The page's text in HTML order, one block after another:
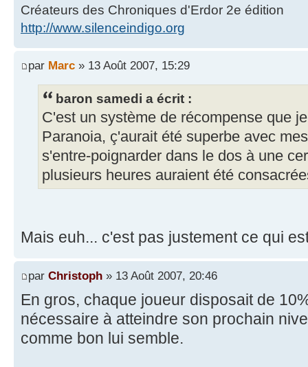
Créateurs des Chroniques d'Erdor 2e édition
http://www.silenceindigo.org
par Marc » 13 Août 2007, 15:29
baron samedi a écrit :
C'est un système de récompense que
Paranoia, ç'aurait été superbe avec
s'entre-poignarder dans le dos à une
plusieurs heures auraient été
Mais euh... c'est pas justement ce qui
par Christoph » 13 Août 2007, 20:46
En gros, chaque joueur disposait de
nécessaire à atteindre son prochain
comme bon lui semble.